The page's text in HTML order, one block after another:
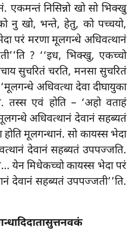
एकमन्तं निसिन्नो खो सो भिक्खु
नु खो, भन्ते, हेतु, को पच्चयो,
परं मरणा मूलगन्धे अधिवत्थानं
? ‘‘इध, भिक्खु, एकच्चो
सुचरितं चरति, मनसा सुचरितं
अधिवत्था देवा दीघायुका
तस्स एवं होति – ‘अहो वताहं
अधिवत्थानं देवानं सहब्यतं
होति मूलगन्धानं. सो कायस्स भेदा
देवानं सहब्यतं उपपज्जति.
मिधेकच्चो कायस्स भेदा परं
देवानं सहब्यतं उपपज्जती’’ति.